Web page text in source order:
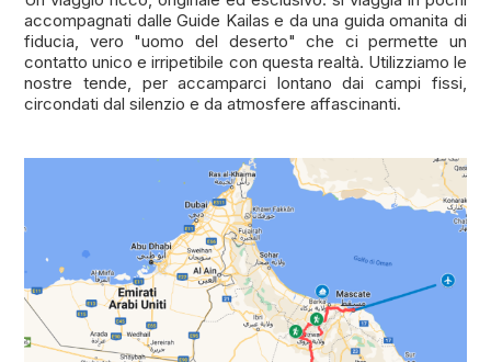
accompagnati dalle Guide Kailas e da una guida omanita di
fiducia, vero "uomo del deserto" che ci permette un
contatto unico e irripetibile con questa realtà. Utilizziamo le
nostre tende, per accamparci lontano dai campi fissi,
circondati dal silenzio e da atmosfere affascinanti.